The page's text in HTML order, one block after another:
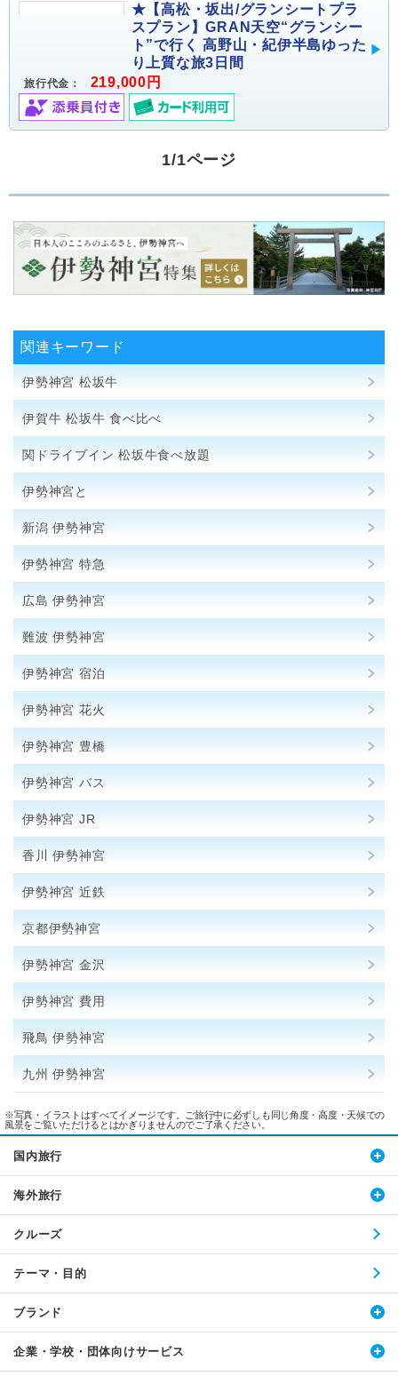
★【高松・坂出/グランシートプラ
スプラン】GRAN天空“グランシー
ト”で行く 高野山・紀伊半島ゆった
り上質な旅3日間
旅行代金： 219,000円
1/1ページ
関連キーワード
伊勢神宮 松坂牛
伊賀牛 松坂牛 食べ比べ
関ドライブイン 松坂牛食べ放題
伊勢神宮と
新潟 伊勢神宮
伊勢神宮 特急
広島 伊勢神宮
難波 伊勢神宮
伊勢神宮 宿泊
伊勢神宮 花火
伊勢神宮 豊橋
伊勢神宮 バス
伊勢神宮 JR
香川 伊勢神宮
伊勢神宮 近鉄
京都伊勢神宮
伊勢神宮 金沢
伊勢神宮 費用
飛鳥 伊勢神宮
九州 伊勢神宮
※写真・イラストはすべてイメージです。ご旅行中に必ずしも同じ角度・高度・天候での
風景をご覧いただけるとはかぎりませんのでご了承ください。
国内旅行
海外旅行
クルーズ
テーマ・目的
ブランド
企業・学校・団体向けサービス